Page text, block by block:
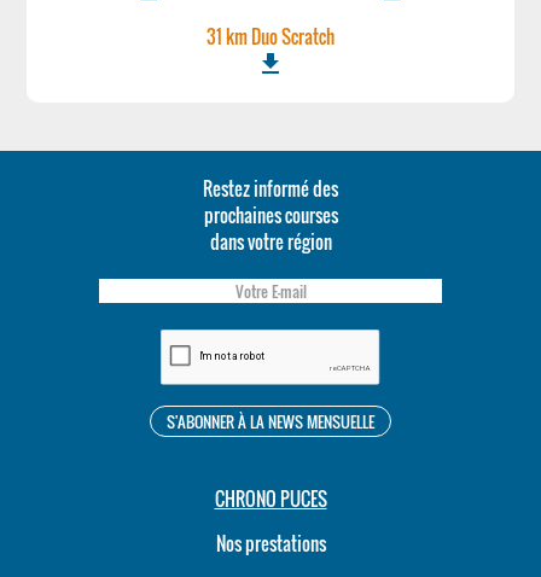
31 km Duo Scratch
file_download
Restez informé des
prochaines courses
dans votre région
CHRONO PUCES
Nos prestations